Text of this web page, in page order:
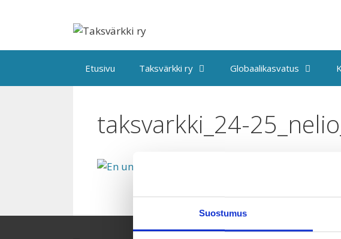
Suostumus
Etusivu Taksvärkki ry Globaalikasvatus
taksvarkki_24-